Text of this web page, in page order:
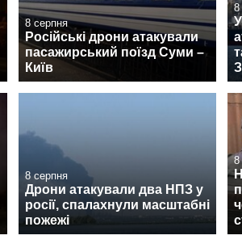
8 серпня
Російські дрони атакували
пасажирський поїзд Суми –
Київ
8
8 серпня
Дрони атакували два НПЗ у
росії, спалахнули масштабні
пожежі
8